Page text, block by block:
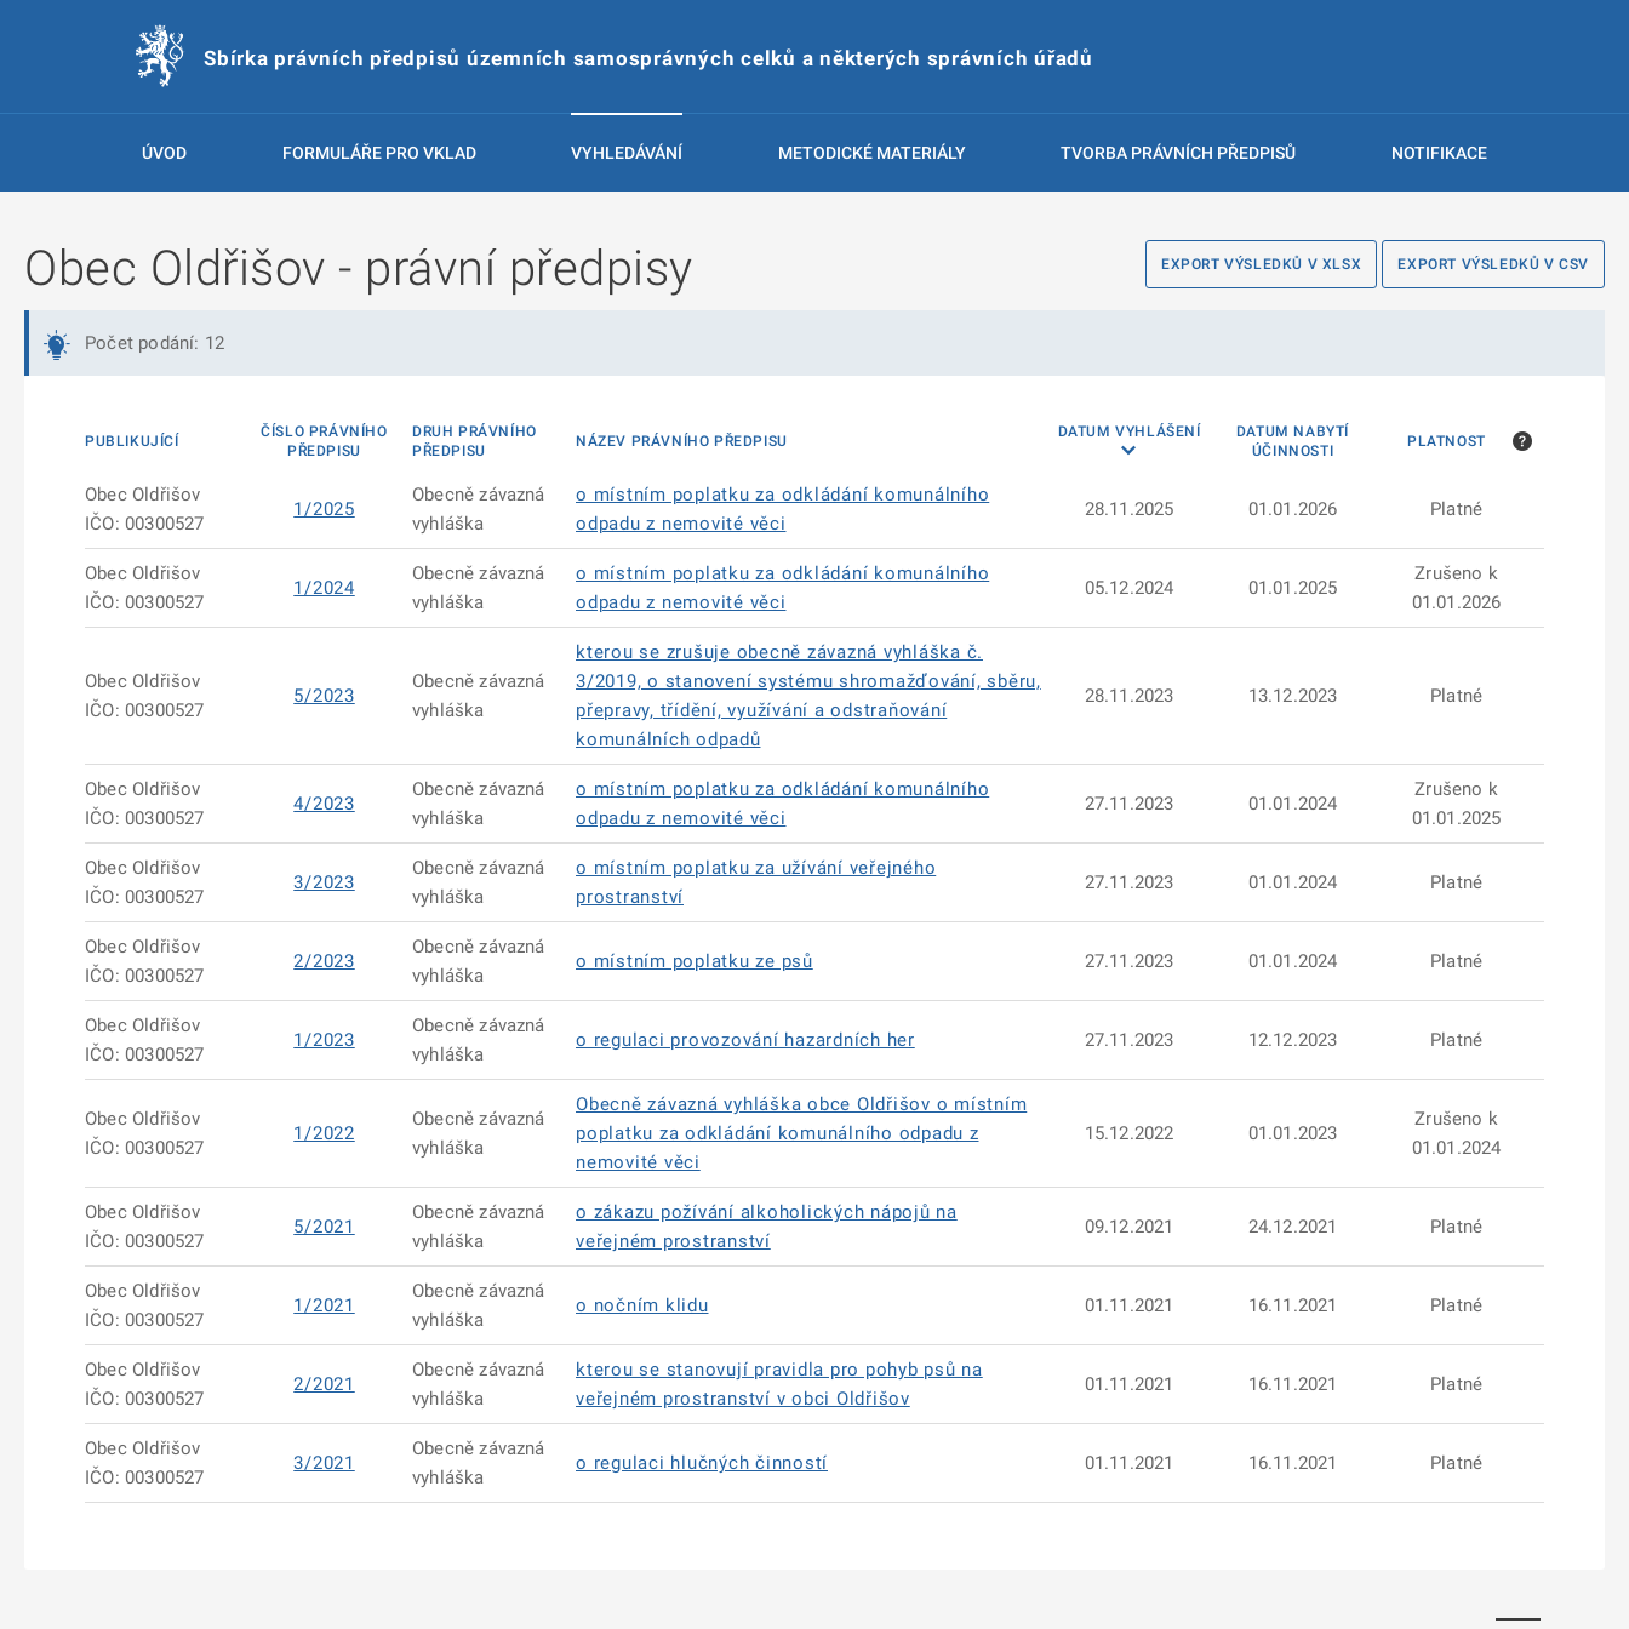
Sbírka právních předpisů územních samosprávných celků a některých správních úřadů
ÚVOD FORMULÁŘE PRO VKLAD VYHLEDÁVÁNÍ METODICKÉ MATERIÁLY TVORBA PRÁVNÍCH PŘEDPISŮ NOTIFIKACE
EXPORT VÝSLEDKŮ V XLSX EXPORT VÝSLEDKŮ V CSV
Obec Oldřišov - právní předpisy
Počet podání: 12
PUBLIKUJÍCÍ
ČÍSLO PRÁVNÍHO
PŘEDPISU
DRUH PRÁVNÍHO
PŘEDPISU
NÁZEV PRÁVNÍHO PŘEDPISU
DATUM VYHLÁŠENÍ
DATUM NABYTÍ
ÚČINNOSTI
PLATNOST
Obec Oldřišov
IČO: 00300527
1/2025
Obecně závazná
vyhláška
o místním poplatku za odkládání komunálního
odpadu z nemovité věci
28.11.2025 01.01.2026 Platné
Obec Oldřišov
IČO: 00300527
1/2024
Obecně závazná
vyhláška
o místním poplatku za odkládání komunálního
odpadu z nemovité věci
05.12.2024 01.01.2025
Zrušeno k
01.01.2026
Obec Oldřišov
IČO: 00300527
5/2023
Obecně závazná
vyhláška
kterou se zrušuje obecně závazná vyhláška č.
3/2019, o stanovení systému shromažďování, sběru,
přepravy, třídění, využívání a odstraňování
komunálních odpadů
28.11.2023 13.12.2023 Platné
Obec Oldřišov
IČO: 00300527
4/2023
Obecně závazná
vyhláška
o místním poplatku za odkládání komunálního
odpadu z nemovité věci
27.11.2023 01.01.2024
Zrušeno k
01.01.2025
Obec Oldřišov
IČO: 00300527
3/2023
Obecně závazná
vyhláška
o místním poplatku za užívání veřejného
prostranství
27.11.2023 01.01.2024 Platné
Obec Oldřišov
IČO: 00300527
2/2023
Obecně závazná
vyhláška
o místním poplatku ze psů 27.11.2023 01.01.2024 Platné
Obec Oldřišov
IČO: 00300527
1/2023
Obecně závazná
vyhláška
o regulaci provozování hazardních her 27.11.2023 12.12.2023 Platné
Obec Oldřišov
IČO: 00300527
1/2022
Obecně závazná
vyhláška
Obecně závazná vyhláška obce Oldřišov o místním
poplatku za odkládání komunálního odpadu z
nemovité věci
15.12.2022 01.01.2023
Zrušeno k
01.01.2024
Obec Oldřišov
IČO: 00300527
5/2021
Obecně závazná
vyhláška
o zákazu požívání alkoholických nápojů na
veřejném prostranství
09.12.2021 24.12.2021 Platné
Obec Oldřišov
IČO: 00300527
1/2021
Obecně závazná
vyhláška
o nočním klidu 01.11.2021 16.11.2021 Platné
Obec Oldřišov
IČO: 00300527
2/2021
Obecně závazná
vyhláška
kterou se stanovují pravidla pro pohyb psů na
veřejném prostranství v obci Oldřišov
01.11.2021 16.11.2021 Platné
Obec Oldřišov
IČO: 00300527
3/2021
Obecně závazná
vyhláška
o regulaci hlučných činností 01.11.2021 16.11.2021 Platné